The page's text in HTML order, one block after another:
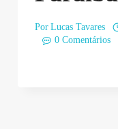
Por Lucas Tavares
0 Comentários